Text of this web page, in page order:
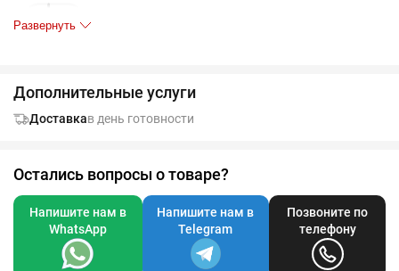
Таблица размеров, см
S
A 42
B 63 65 67 69
Допускаются отклонения в 5% от указанных параметров по
Развернуть
Дополнительные услуги
Доставкав день готовности
Остались вопросы о товаре?
Напишите нам в
WhatsApp
Напишите нам в
Telegram
Позвоните по
телефону